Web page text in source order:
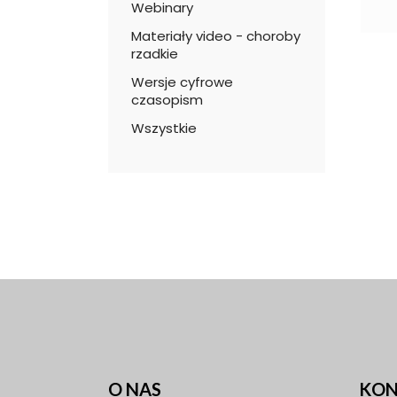
Webinary
Materiały video - choroby
rzadkie
Wersje cyfrowe
czasopism
Wszystkie
O NAS